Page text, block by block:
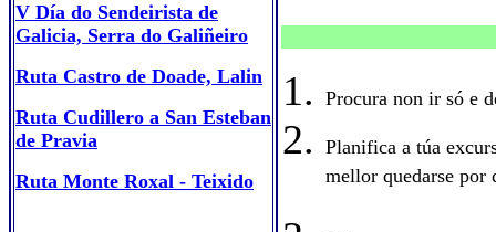
V Día do Sendeirista de
Galicia, Serra do Galiñeiro
Ruta Castro de Doade, Lalin
Ruta Cudillero a San Esteban
de Pravia
Ruta Monte Roxal - Teixido
Procura non ir só e
Planifica a túa
mellor quedarse